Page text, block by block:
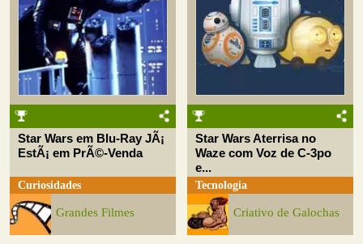
Star Wars em Blu-Ray JÃ¡
EstÃ¡ em PrÃ©-Venda
Curiosidades
Grandes Filmes
Star Wars Aterrisa no
Waze com Voz de C-3po
e...
Tecnologia
Criativo de Galochas